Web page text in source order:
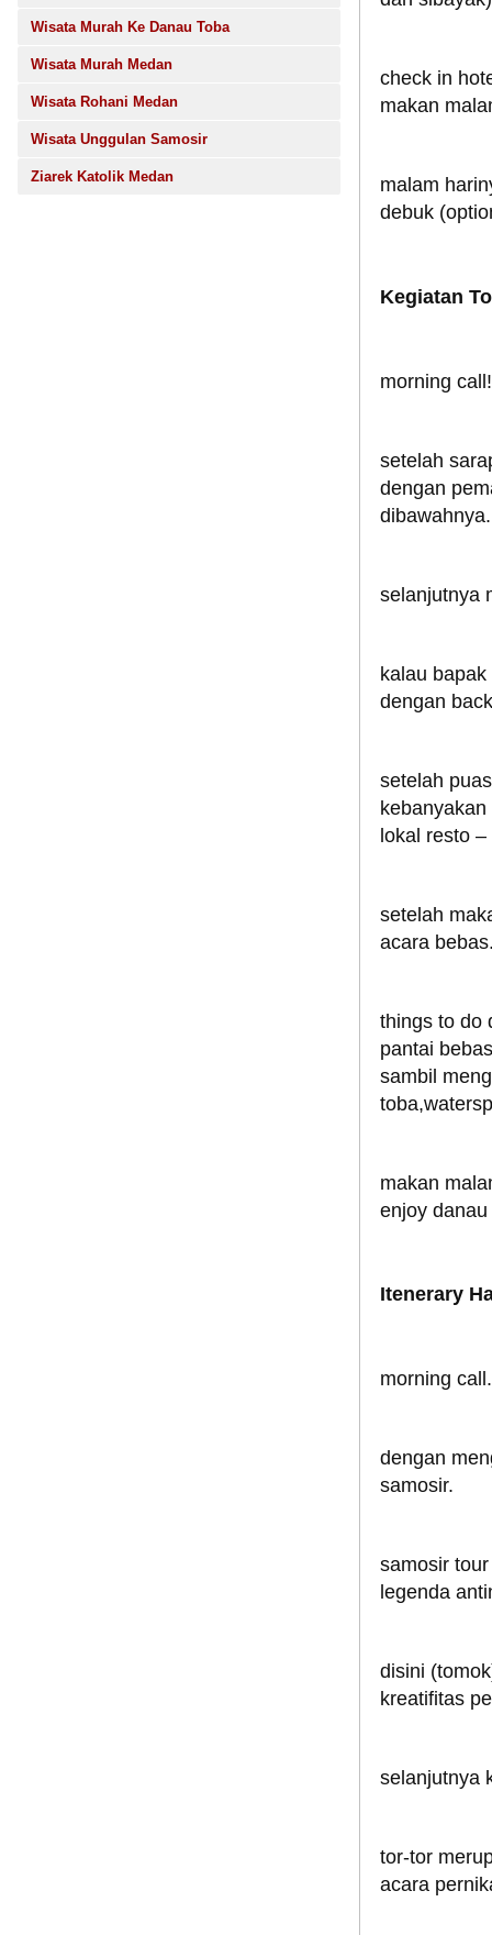
Wisata Murah Ke Danau Toba
Wisata Murah Medan
Wisata Rohani Medan
Wisata Unggulan Samosir
Ziarek Katolik Medan
check in
makan
malam
debuk
Kegiatan
morning
setelah
dengan
dibawahnya.
selanjutnya
kalau
dengan
setelah
lokal resto
setelah
acara
things to do
pantai
sambil
makan
enjoy
Itenerary
morning
dengan
samosir.
samosir
legenda
disini
kreatifitas
selanjutnya
tor-tor
acara